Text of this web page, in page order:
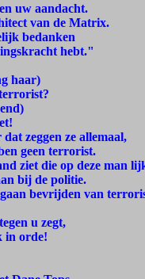
uw aandacht.
van de Matrix.
bedanken
hebt."
haar)
zeggen ze allemaal,
geen terrorist.
ziet die op deze man
bij de politie.
bevrijden van
u zegt,
in orde!